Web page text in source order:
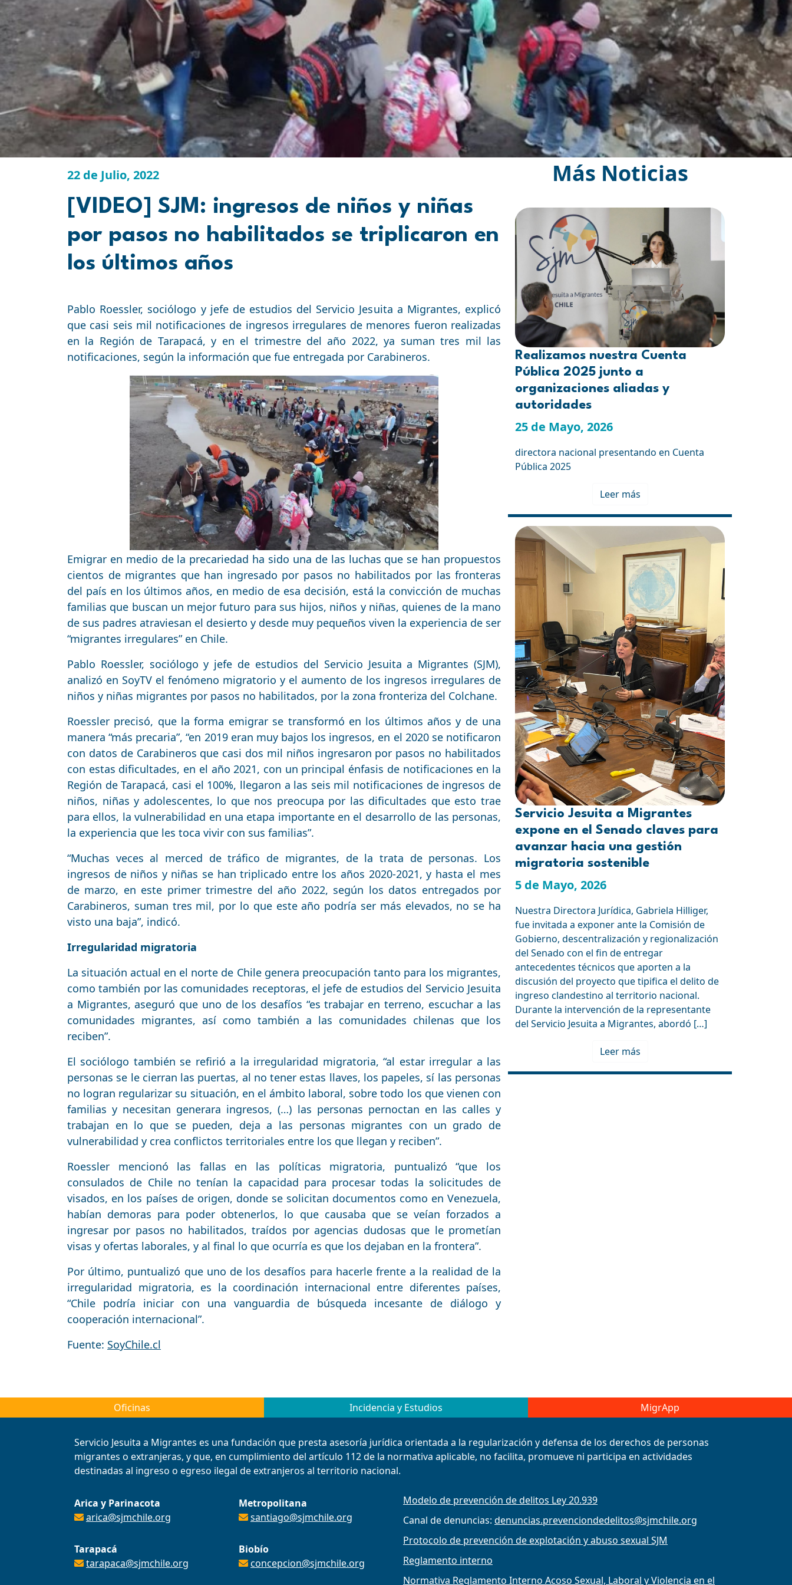
22 de Julio, 2022
[VIDEO] SJM: ingresos de niños y niñas
por pasos no habilitados se triplicaron en
los últimos años
Pablo Roessler, sociólogo y jefe de estudios del Servicio Jesuita a Migrantes, explicó
que casi seis mil notificaciones de ingresos irregulares de menores fueron realizadas
en la Región de Tarapacá, y en el trimestre del año 2022, ya suman tres mil las
notificaciones, según la información que fue entregada por Carabineros.
Emigrar en medio de la precariedad ha sido una de las luchas que se han propuestos
cientos de migrantes que han ingresado por pasos no habilitados por las fronteras
del país en los últimos años, en medio de esa decisión, está la convicción de muchas
familias que buscan un mejor futuro para sus hijos, niños y niñas, quienes de la mano
de sus padres atraviesan el desierto y desde muy pequeños viven la experiencia de ser
“migrantes irregulares” en Chile.
Pablo Roessler, sociólogo y jefe de estudios del Servicio Jesuita a Migrantes (SJM),
analizó en SoyTV el fenómeno migratorio y el aumento de los ingresos irregulares de
niños y niñas migrantes por pasos no habilitados, por la zona fronteriza del Colchane.
Roessler precisó, que la forma emigrar se transformó en los últimos años y de una
manera “más precaria”, “en 2019 eran muy bajos los ingresos, en el 2020 se notificaron
con datos de Carabineros que casi dos mil niños ingresaron por pasos no habilitados
con estas dificultades, en el año 2021, con un principal énfasis de notificaciones en la
Región de Tarapacá, casi el 100%, llegaron a las seis mil notificaciones de ingresos de
niños, niñas y adolescentes, lo que nos preocupa por las dificultades que esto trae
para ellos, la vulnerabilidad en una etapa importante en el desarrollo de las personas,
la experiencia que les toca vivir con sus familias”.
“Muchas veces al merced de tráfico de migrantes, de la trata de personas. Los
ingresos de niños y niñas se han triplicado entre los años 2020-2021, y hasta el mes
de marzo, en este primer trimestre del año 2022, según los datos entregados por
Carabineros, suman tres mil, por lo que este año podría ser más elevados, no se ha
visto una baja”, indicó.
Irregularidad migratoria
La situación actual en el norte de Chile genera preocupación tanto para los migrantes,
como también por las comunidades receptoras, el jefe de estudios del Servicio Jesuita
a Migrantes, aseguró que uno de los desafíos “es trabajar en terreno, escuchar a las
comunidades migrantes, así como también a las comunidades chilenas que los
reciben”.
El sociólogo también se refirió a la irregularidad migratoria, “al estar irregular a las
personas se le cierran las puertas, al no tener estas llaves, los papeles, sí las personas
no logran regularizar su situación, en el ámbito laboral, sobre todo los que vienen con
familias y necesitan generara ingresos, (…) las personas pernoctan en las calles y
trabajan en lo que se pueden, deja a las personas migrantes con un grado de
vulnerabilidad y crea conflictos territoriales entre los que llegan y reciben”.
Roessler mencionó las fallas en las políticas migratoria, puntualizó “que los
consulados de Chile no tenían la capacidad para procesar todas la solicitudes de
visados, en los países de origen, donde se solicitan documentos como en Venezuela,
habían demoras para poder obtenerlos, lo que causaba que se veían forzados a
ingresar por pasos no habilitados, traídos por agencias dudosas que le prometían
visas y ofertas laborales, y al final lo que ocurría es que los dejaban en la frontera”.
Por último, puntualizó que uno de los desafíos para hacerle frente a la realidad de la
irregularidad migratoria, es la coordinación internacional entre diferentes países,
“Chile podría iniciar con una vanguardia de búsqueda incesante de diálogo y
cooperación internacional”.
Fuente: SoyChile.cl
Más Noticias
Realizamos nuestra Cuenta
Pública 2025 junto a
organizaciones aliadas y
autoridades
25 de Mayo, 2026
directora nacional presentando en Cuenta
Pública 2025
Leer más
Servicio Jesuita a Migrantes
expone en el Senado claves para
avanzar hacia una gestión
migratoria sostenible
5 de Mayo, 2026
Nuestra Directora Jurídica, Gabriela Hilliger,
fue invitada a exponer ante la Comisión de
Gobierno, descentralización y regionalización
del Senado con el fin de entregar
antecedentes técnicos que aporten a la
discusión del proyecto que tipifica el delito de
ingreso clandestino al territorio nacional.
Durante la intervención de la representante
del Servicio Jesuita a Migrantes, abordó […]
Leer más
Oficinas Incidencia y Estudios MigrApp
Servicio Jesuita a Migrantes es una fundación que presta asesoría jurídica orientada a la regularización y defensa de los derechos de personas
migrantes o extranjeras, y que, en cumplimiento del artículo 112 de la normativa aplicable, no facilita, promueve ni participa en actividades
destinadas al ingreso o egreso ilegal de extranjeros al territorio nacional.
Arica y Parinacota
arica@sjmchile.org
Tarapacá
tarapaca@sjmchile.org
Metropolitana
santiago@sjmchile.org
Biobío
concepcion@sjmchile.org
Modelo de prevención de delitos Ley 20.939
Canal de denuncias: denuncias.prevenciondedelitos@sjmchile.org
Protocolo de prevención de explotación y abuso sexual SJM
Reglamento interno
Normativa Reglamento Interno Acoso Sexual, Laboral y Violencia en el